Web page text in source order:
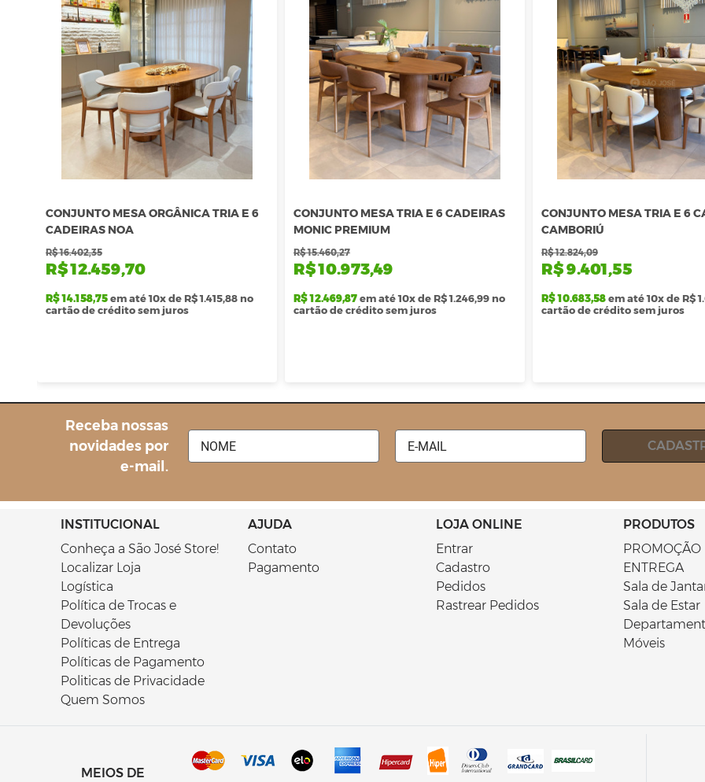
CONJUNTO MESA ORGÂNICA TRIA E 6
CADEIRAS NOA
R$ 16.402,35
R$ 12.459,70
R$ 14.158,75em até 10x de R$ 1.415,88 no
cartão de crédito sem juros
CONJUNTO MESA TRIA E 6 CADEIRAS
MONIC PREMIUM
R$ 15.460,27
R$ 10.973,49
R$ 12.469,87em até 10x de R$ 1.246,99 no
cartão de crédito sem juros
CONJUNTO MESA TRIA E 6
CAMBORIÚ
R$ 12.824,09
R$ 9.401,55
R$ 10.683,58em até 10x de R$
cartão de crédito sem juros
Receba nossas
novidades por
e-mail.
INSTITUCIONAL
Conheça a São José Store!
Localizar Loja
Logística
Política de Trocas e
Devoluções
Políticas de Entrega
Políticas de Pagamento
Politicas de Privacidade
Quem Somos
AJUDA
Contato
Pagamento
LOJA ONLINE
Entrar
Cadastro
Pedidos
Rastrear Pedidos
PRODUTOS
PROMOÇÃO
ENTREGA
Sala de
Sala de Estar
Móveis
MEIOS DE